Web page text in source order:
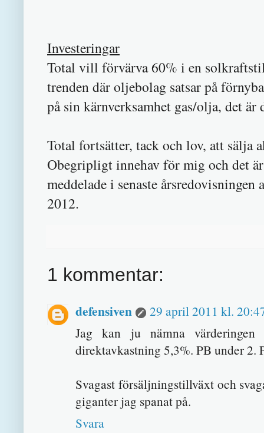
Investeringar
Total vill förvärva 60% i en
trenden där oljebolag satsar på
på sin kärnverksamhet gas/olja, det
Total fortsätter, tack och lov, att sälja
Obegripligt innehav för mig och det
meddelade i senaste årsredovisningen
2012.
1 kommentar:
defensiven
29 april 2011 kl.
Jag kan ju nämna
direktavkastning 5,3%. PB under 2.
Svagast försäljningstillväxt och
giganter jag spanat på.
Svara